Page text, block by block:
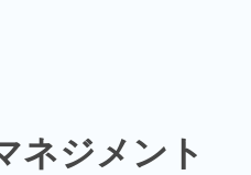
ネジメント